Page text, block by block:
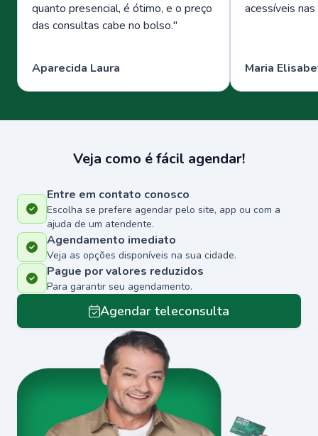
quanto presencial, é ótimo, e o preço
das consultas cabe no bolso."
Aparecida Laura
acessíveis
Maria
Veja como é fácil agendar!
Entre em contato conosco
Escolha se prefere agendar pelo site, app ou com a
ajuda de um atendente.
Agendamento imediato
Veja as opções disponíveis na sua cidade.
Pague por valores reduzidos
Para garantir seu agendamento.
Agendar teleconsulta